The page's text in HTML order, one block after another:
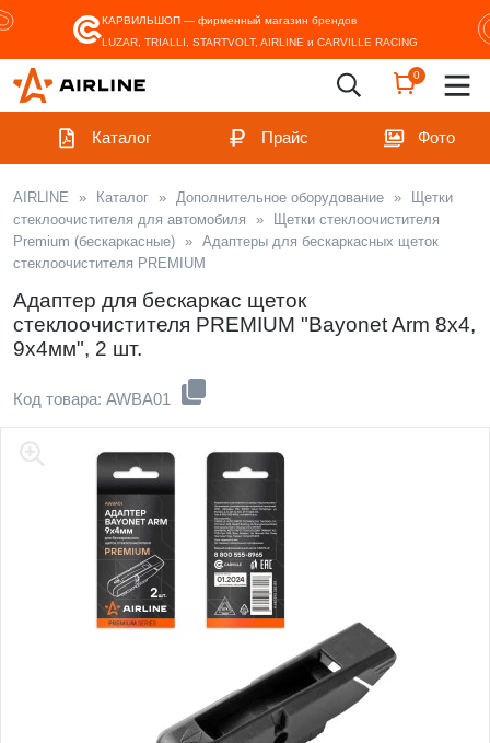
КАРВИЛЬШОП — фирменный магазин брендов
LUZAR, TRIALLI, STARTVOLT, AIRLINE и CARVILLE RACING
0
Каталог Прайс Фото
AIRLINE » Каталог » Дополнительное оборудование »
Щетки
стеклоочистителя для автомобиля
»
Щетки стеклоочистителя
Premium (бескаркаcные) » Адаптеры для бескаркасных щеток
стеклоочистителя PREMIUM
Адаптер для бескаркас щеток
стеклоочистителя PREMIUM "Bayonet Arm 8x4,
9x4мм", 2 шт.
Код товара: AWBA01